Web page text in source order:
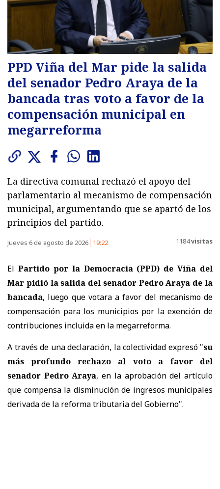
PPD Viña del Mar pide la salida
del senador Pedro Araya de la
bancada tras voto a favor de la
compensación municipal en
megarreforma
La directiva comunal rechazó el apoyo del
parlamentario al mecanismo de compensación
municipal, argumentando que se apartó de los
principios del partido.
Jueves 6 de agosto de 2026 19:22 1184visitas
El Partido por la Democracia (PPD) de Viña del
Mar pidió la salida del senador Pedro Araya de la
bancada, luego que votara a favor del mecanismo de
compensación para los municipios por la exención de
contribuciones incluida en la megarreforma.
A través de una declaración, la colectividad expresó "su
más profundo rechazo al voto a favor del
senador Pedro Araya, en la aprobación del artículo
que compensa la disminución de ingresos municipales
derivada de la reforma tributaria del Gobierno".